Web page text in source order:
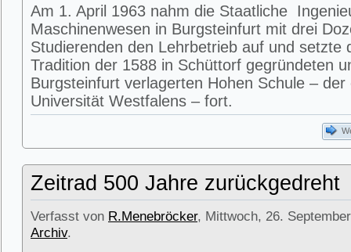
Am 1. April 1963 nahm die Staatliche
Maschinenwesen in Burgsteinfurt mit drei
Studierenden den Lehrbetrieb auf und setzte
Tradition der 1588 in Schüttorf gegründeten
Burgsteinfurt verlagerten Hohen Schule – der
Universität Westfalens – fort.
Zeitrad 500 Jahre zurückgedreht
Verfasst von R.Menebröcker, Mittwoch, 26.
Archiv.